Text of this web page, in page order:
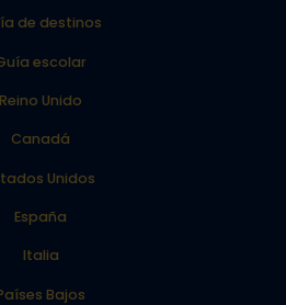
de destinos
escolar
Reino Unido
Canadá
Unidos
España
Italia
Bajos